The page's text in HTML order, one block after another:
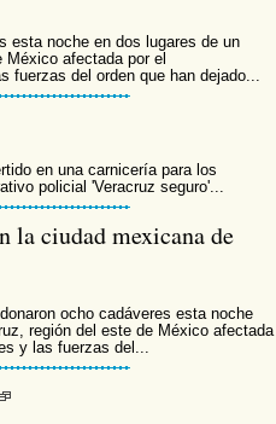
esta noche en dos lugares de un
afectada por el
del orden que han dejado...
en una carnicería para los
policial 'Veracruz seguro'...
la ciudad mexicana de
ocho cadáveres esta noche
región del este de México afectada
y las fuerzas del...